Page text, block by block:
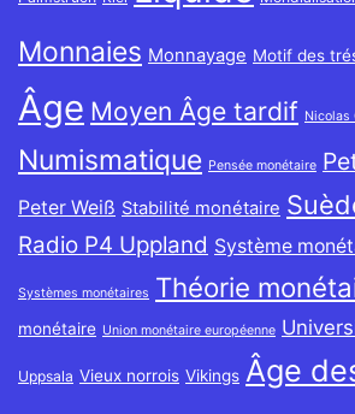
Monnaies Monnayage Motif des
Âge Moyen Âge tardif Nicolas
Numismatique Pensée monétaire
Peter Weiß Stabilité monétaire
Radio P4 Uppland Système
Systèmes monétaires Théorie
monétaire Union monétaire européenne
Uppsala Vieux norrois Vikings Âge